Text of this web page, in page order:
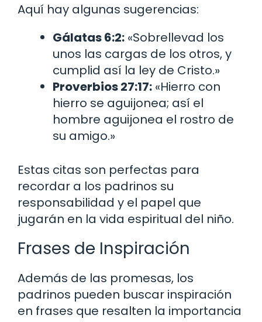
Aquí hay algunas sugerencias:
Gálatas 6:2: «Sobrellevad los
unos las cargas de los otros, y
cumplid así la ley de Cristo.»
Proverbios 27:17: «Hierro con
hierro se aguijonea; así el
hombre aguijonea el rostro de
su amigo.»
Estas citas son perfectas para
recordar a los padrinos su
responsabilidad y el papel que
jugarán en la vida espiritual del niño.
Frases de Inspiración
Además de las promesas, los
padrinos pueden buscar inspiración
en frases que resalten la importancia